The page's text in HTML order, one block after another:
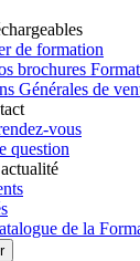
de formation
brochures
Générales de
vous
question
de la